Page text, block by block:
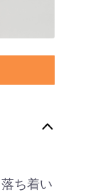
ち着い